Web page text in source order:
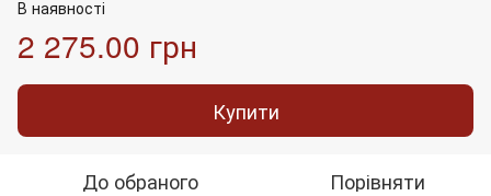
В наявності
2 275.00 грн
Купити
До обраного Порівняти